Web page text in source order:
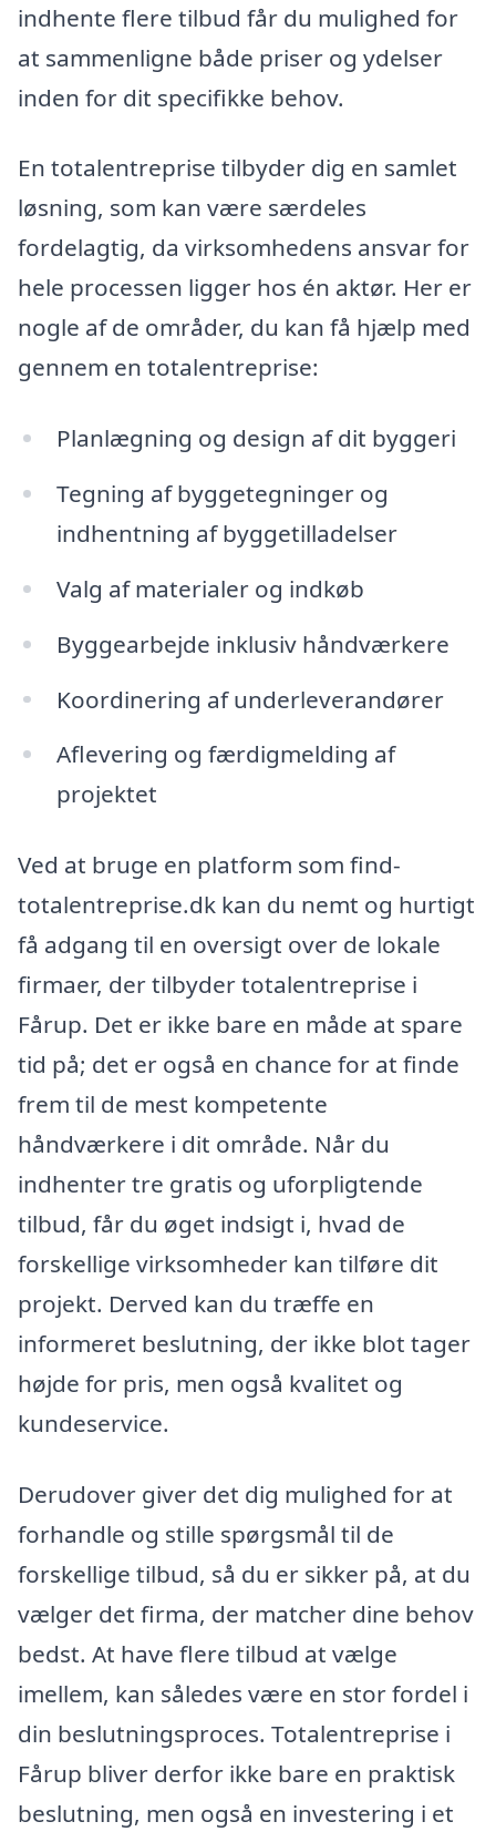
indhente flere tilbud får du mulighed for
at sammenligne både priser og ydelser
inden for dit specifikke behov.
En totalentreprise tilbyder dig en samlet
løsning, som kan være særdeles
fordelagtig, da virksomhedens ansvar for
hele processen ligger hos én aktør. Her er
nogle af de områder, du kan få hjælp med
gennem en totalentreprise:
Planlægning og design af dit byggeri
Tegning af byggetegninger og
indhentning af byggetilladelser
Valg af materialer og indkøb
Byggearbejde inklusiv håndværkere
Koordinering af underleverandører
Aflevering og færdigmelding af
projektet
Ved at bruge en platform som find-
totalentreprise.dk kan du nemt og hurtigt
få adgang til en oversigt over de lokale
firmaer, der tilbyder totalentreprise i
Fårup. Det er ikke bare en måde at spare
tid på; det er også en chance for at finde
frem til de mest kompetente
håndværkere i dit område. Når du
indhenter tre gratis og uforpligtende
tilbud, får du øget indsigt i, hvad de
forskellige virksomheder kan tilføre dit
projekt. Derved kan du træffe en
informeret beslutning, der ikke blot tager
højde for pris, men også kvalitet og
kundeservice.
Derudover giver det dig mulighed for at
forhandle og stille spørgsmål til de
forskellige tilbud, så du er sikker på, at du
vælger det firma, der matcher dine behov
bedst. At have flere tilbud at vælge
imellem, kan således være en stor fordel i
din beslutningsproces. Totalentreprise i
Fårup bliver derfor ikke bare en praktisk
beslutning, men også en investering i et